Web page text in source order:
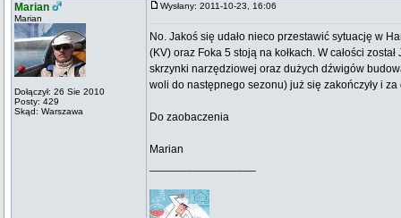
Marian
Marian
Dołączył: 26 Sie 2010
Posty: 429
Skąd: Warszawa
Wysłany: 2011-10-23, 16:06
No. Jakoś się udało nieco przestawić sytuację w
(KV) oraz Foka 5 stoją na kołkach. W całości
skrzynki narzędziowej oraz dużych dźwigów
woli do następnego sezonu) już się zakończyły i
Do zaobaczenia
Marian